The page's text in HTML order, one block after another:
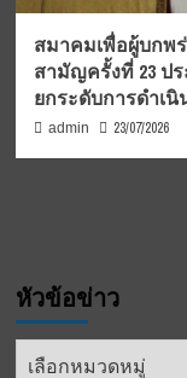
สมาคมเพื่อผู้บกพ
สามัญครั้งที่ 23 ป
ยกระดับการดำเ
admin 23/07/2026
หัวข้อข่าว
หัวข้อ